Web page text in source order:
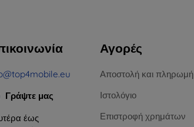
Γράψτε μας
έως
Αγορές
Αποστολή και πληρωμή
Ιστολόγιο
Επιστροφή χρημάτων